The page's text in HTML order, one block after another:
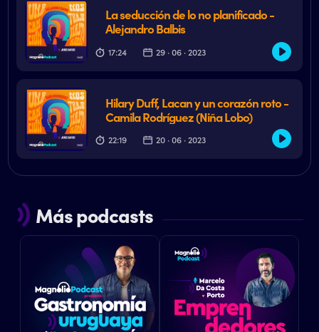
La seducción de lo no planificado -
Alejandro Balbis
17:24 29 · 06 · 2023
Hilary Duff, Lacan y un corazón roto -
Camila Rodríguez (Niña Lobo)
22:19 20 · 06 · 2023
Más podcasts